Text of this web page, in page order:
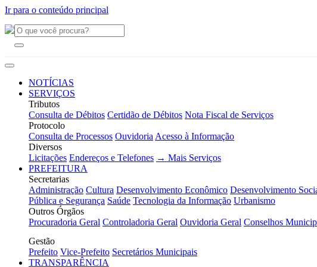
Ir para o conteúdo principal
NOTÍCIAS
SERVIÇOS
Tributos
Consulta de Débitos Certidão de Débitos Nota Fiscal de Serviços
Protocolo
Consulta de Processos Ouvidoria Acesso à Informação
Diversos
Licitações Endereços e Telefones → Mais Serviços
PREFEITURA
Secretarias
Administração Cultura Desenvolvimento Econômico Desenvolvimento
Pública e Segurança Saúde Tecnologia da Informação Urbanismo
Outros Órgãos
Procuradoria Geral Controladoria Geral Ouvidoria Geral Conselhos
Gestão
Prefeito Vice-Prefeito Secretários Municipais
TRANSPARÊNCIA